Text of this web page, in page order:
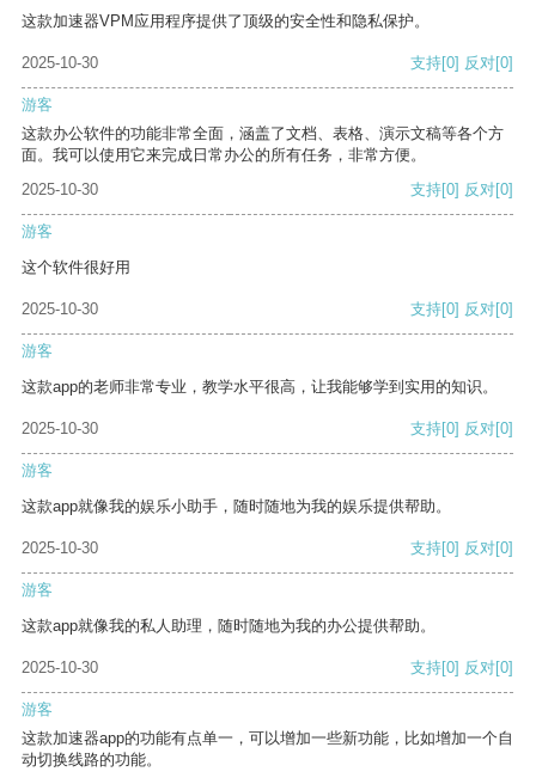
这款加速器VPM应用程序提供了顶级的安全性和隐私保护。
2025-10-30 支持[0] 反对[0]
游客
这款办公软件的功能非常全面，涵盖了文档、表格、演示文稿等各个方
面。我可以使用它来完成日常办公的所有任务，非常方便。
2025-10-30
支持[0] 反对[0]
游客
这个软件很好用
2025-10-30 支持[0] 反对[0]
游客
这款app的老师非常专业，教学水平很高，让我能够学到实用的知识。
2025-10-30 支持[0] 反对[0]
游客
这款app就像我的娱乐小助手，随时随地为我的娱乐提供帮助。
2025-10-30 支持[0] 反对[0]
游客
这款app就像我的私人助理，随时随地为我的办公提供帮助。
2025-10-30 支持[0] 反对[0]
游客
这款加速器app的功能有点单一，可以增加一些新功能，比如增加一个自
动切换线路的功能。